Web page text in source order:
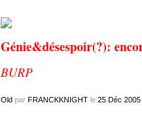
Génie&désespoir(?):
BURP
Oldpar FRANCKKNIGHTle 25 Déc 2005